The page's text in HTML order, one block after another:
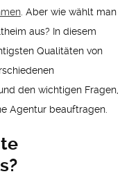
. Aber wie wählt man
aus? In diesem
Qualitäten von
den wichtigen Fragen,
Agentur beauftragen.